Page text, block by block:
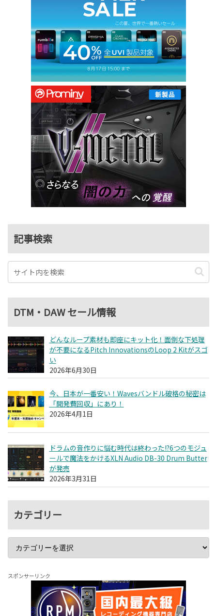
記事検索
DTM・DAW セール情報
どんなループ素材も即座にキット化！面倒な下処理
が不要になるPitch InnovationsのLoop 2 Kitがスゴ
い
2026年6月30日
今、日本が一番安い！Wavesバンドル破格の秘密は
「開発費回収」にあり！
2026年4月1日
ドラムの音作りに悩む時代は終わった!?6つのモジュ
ールで魔法をかけるXLN Audio DB-30 Drum Butter
が発売
2026年3月31日
カテゴリー
スポンサーリンク